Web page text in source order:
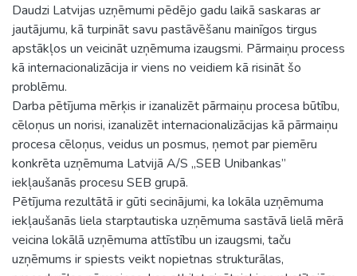
Daudzi Latvijas uzņēmumi pēdējo gadu laikā saskaras ar
jautājumu, kā turpināt savu pastāvēšanu mainīgos tirgus
apstākļos un veicināt uzņēmuma izaugsmi. Pārmaiņu process
kā internacionalizācija ir viens no veidiem kā risināt šo
problēmu.
Darba pētījuma mērķis ir izanalizēt pārmaiņu procesa būtību,
cēloņus un norisi, izanalizēt internacionalizācijas kā pārmaiņu
procesa cēloņus, veidus un posmus, ņemot par piemēru
konkrēta uzņēmuma Latvijā A/S „SEB Unibankas”
iekļaušanās procesu SEB grupā.
Pētījuma rezultātā ir gūti secinājumi, ka lokāla uzņēmuma
iekļaušanās liela starptautiska uzņēmuma sastāvā lielā mērā
veicina lokālā uzņēmuma attīstību un izaugsmi, taču
uzņēmums ir spiests veikt nopietnas strukturālas,